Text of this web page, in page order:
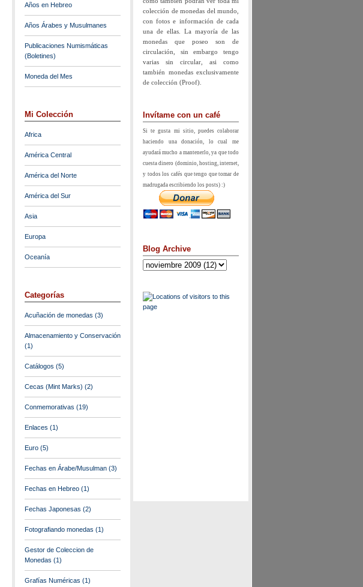
Años en Hebreo
Años Árabes y Musulmanes
Publicaciones Numismáticas
(Boletines)
Moneda del Mes
Mi Colección
Africa
América Central
América del Norte
América del Sur
Asia
Europa
Oceanía
Categorías
Acuñación de monedas (3)
Almacenamiento y Conservación
(1)
Catálogos (5)
Cecas (Mint Marks) (2)
Conmemorativas (19)
Enlaces (1)
Euro (5)
Fechas en Árabe/Musulman (3)
Fechas en Hebreo (1)
Fechas Japonesas (2)
Fotografiando monedas (1)
Gestor de Coleccion de
Monedas (1)
Grafías Numéricas (1)
colección de monedas del mundo,
con fotos e información de cada
una de ellas. La mayoría de las
monedas que poseo son de
circulación, sin embargo tengo
varias sin circular, asi como
también monedas exclusivamente
de colección (Proof).
Invítame con un café
Si te gusta mi sitio, puedes colaborar
haciendo una donación, lo cual me
ayudará mucho a mantenerlo, ya que todo
cuesta dinero (dominio, hosting, internet,
y todos los cafés que tengo que tomar de
madrugada escribiendo los posts) :)
Blog Archive